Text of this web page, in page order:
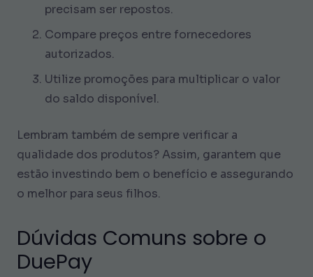
precisam ser repostos.
Compare preços entre fornecedores
autorizados.
Utilize promoções para multiplicar o valor
do saldo disponível.
Lembram também de sempre verificar a
qualidade dos produtos? Assim, garantem que
estão investindo bem o benefício e assegurando
o melhor para seus filhos.
Dúvidas Comuns sobre o
DuePay